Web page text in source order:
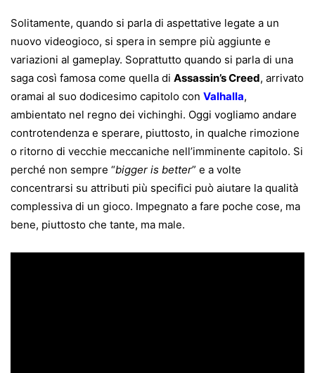
Solitamente, quando si parla di aspettative legate a un
nuovo videogioco, si spera in sempre più aggiunte e
variazioni al gameplay. Soprattutto quando si parla di una
saga così famosa come quella di Assassin’s Creed, arrivato
oramai al suo dodicesimo capitolo con Valhalla,
ambientato nel regno dei vichinghi. Oggi vogliamo andare
controtendenza e sperare, piuttosto, in qualche rimozione
o ritorno di vecchie meccaniche nell’imminente capitolo. Si
perché non sempre “bigger is better” e a volte
concentrarsi su attributi più specifici può aiutare la qualità
complessiva di un gioco. Impegnato a fare poche cose, ma
bene, piuttosto che tante, ma male.